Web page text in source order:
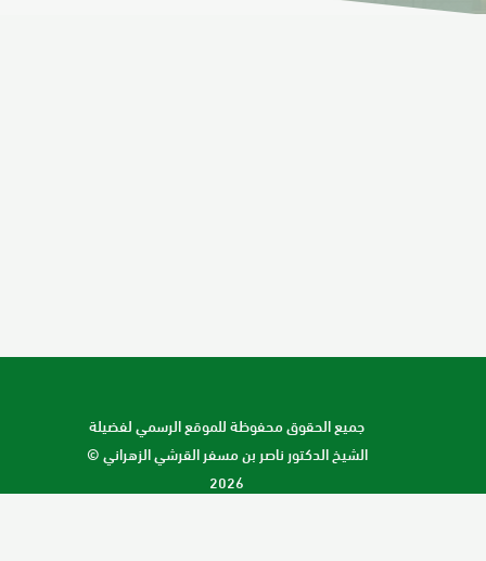
جميع الحقوق محفوظة للموقع الرسمي لفضيلة
الشيخ الدكتور ناصر بن مسفر القرشي الزهراني ©
2026